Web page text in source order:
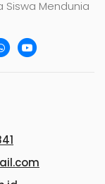
Siswa Mendunia